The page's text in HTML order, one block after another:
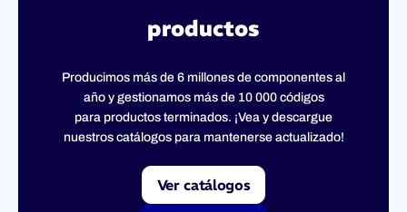
productos
Producimos más de 6 millones de componentes al
año y gestionamos más de 10 000 códigos
para productos terminados. ¡Vea y descargue
nuestros catálogos para mantenerse actualizado!
Ver catálogos